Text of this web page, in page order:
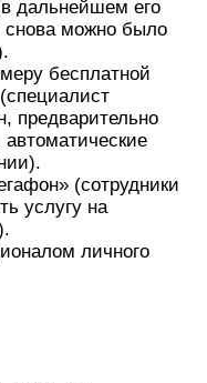
дальнейшем его
снова можно было
бесплатной
предварительно
(сотрудники
услугу на
личного